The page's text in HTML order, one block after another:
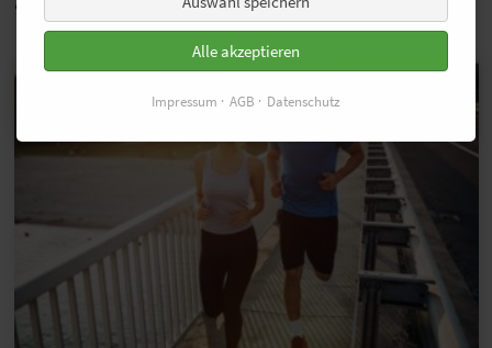
Alle akzeptieren
Impressum AGB Datenschutz